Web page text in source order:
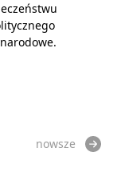
nowsze